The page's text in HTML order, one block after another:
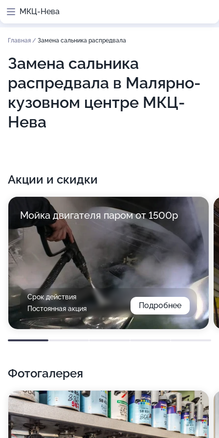
МКЦ-Нева
Главная / Замена сальника распредвала
Замена сальника
распредвала в Малярно-
кузовном центре МКЦ-
Нева
Акции и скидки
Мойка двигателя паром от 1500р
Срок действия
Постоянная акция
Подробнее
Фотогалерея